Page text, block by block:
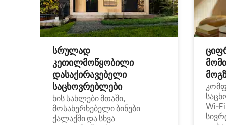
სრულად
კეთილმოწყობილი
დასაქირავებელი
საცხოვრებლები
ხის სახლები მთაში,
მოსახერხებელი ბინები
ქალაქში და სხვა